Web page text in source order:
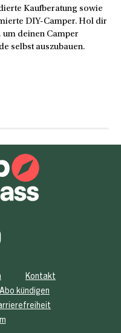
Kaufberatung sowie
DIY-Camper. Hol dir
um deinen Camper
selbst auszubauen.
Kontakt
Abo kündigen